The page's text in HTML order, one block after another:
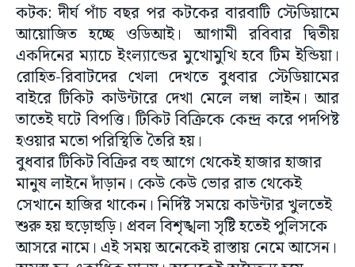
কটক: দীর্ঘ পাঁচ বছর পর কটকের বারবাটি স্টেডিয়ামে
আয়োজিত হচ্ছে ওডিআই। আগামী রবিবার দ্বিতীয়
একদিনের ম্যাচে ইংল্যান্ডের মুখোমুখি হবে টিম ইন্ডিয়া।
রোহিত-রিবাটদের খেলা দেখতে বুধবার স্টেডিয়ামের
বাইরে টিকিট কাউন্টারে দেখা মেলে লম্বা লাইন। আর
তাতেই ঘটে বিপত্তি। টিকিট বিক্রিকে কেন্দ্র করে পদপিষ্ট
হওয়ার মতো পরিস্থিতি তৈরি হয়।
বুধবার টিকিট বিক্রির বহু আগে থেকেই হাজার হাজার
মানুষ লাইনে দাঁড়ান। কেউ কেউ ভোর রাত থেকেই
সেখানে হাজির থাকেন। নির্দিষ্ট সময়ে কাউন্টার খুলতেই
শুরু হয় হুড়োহুড়ি। প্রবল বিশৃঙ্খলা সৃষ্টি হতেই পুলিসকে
আসরে নামে। এই সময় অনেকেই রাস্তায় নেমে আসেন।